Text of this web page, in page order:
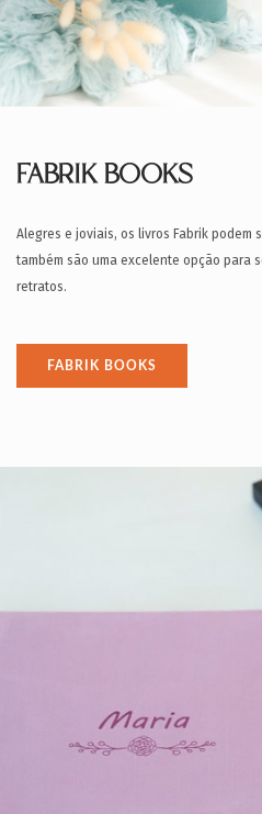
FABRIK BOOKS
Alegres e joviais, os livros Fabrik podem
também são uma excelente opção para
retratos.
FABRIK BOOKS